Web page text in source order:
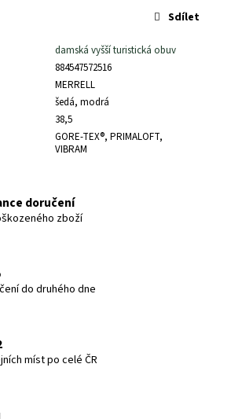
damská vyšší turistická obuv
884547572516
MERRELL
šedá, modrá
38,5
GORE-TEX®, PRIMALOFT,
VIBRAM
Sdílet
doručení
zboží
do druhého dne
míst po celé ČR